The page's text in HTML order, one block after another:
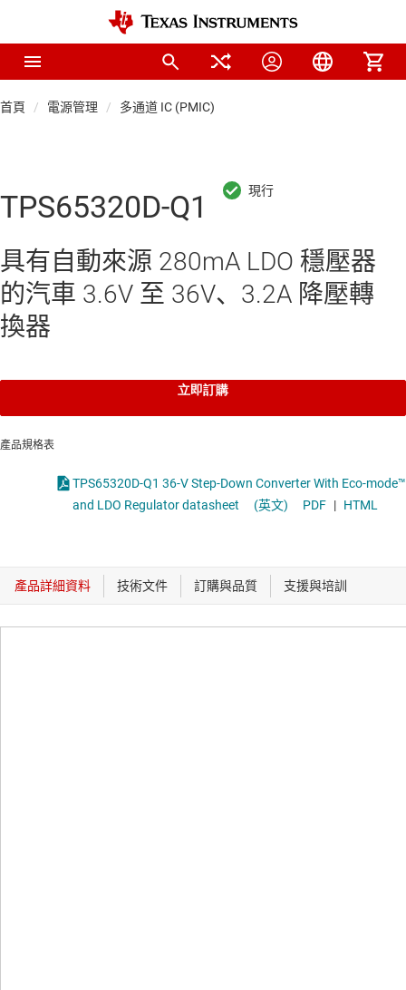
首頁 電源管理 多通道 IC (PMIC)
TPS65320D-Q1
具有自動來源 280mA LDO 穩壓器
的汽車 3.6V 至 36V、3.2A 降壓轉
換器
立即訂購
產品規格表
TPS65320D-Q1 36-V Step-Down Converter With Eco-mode™
and LDO Regulator datasheet
(英文) PDF | HTML